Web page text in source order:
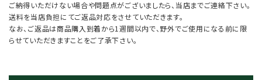
ご納得いただけない場合や問題点がございましたら、当店までご連絡下さい。
送料を当店負担にてご返品対応をさせていただきます。
なお、ご返品は商品購入到着から1週間以内で、野外でご使用になる前に限
らせていただきますことをご了承下さい。